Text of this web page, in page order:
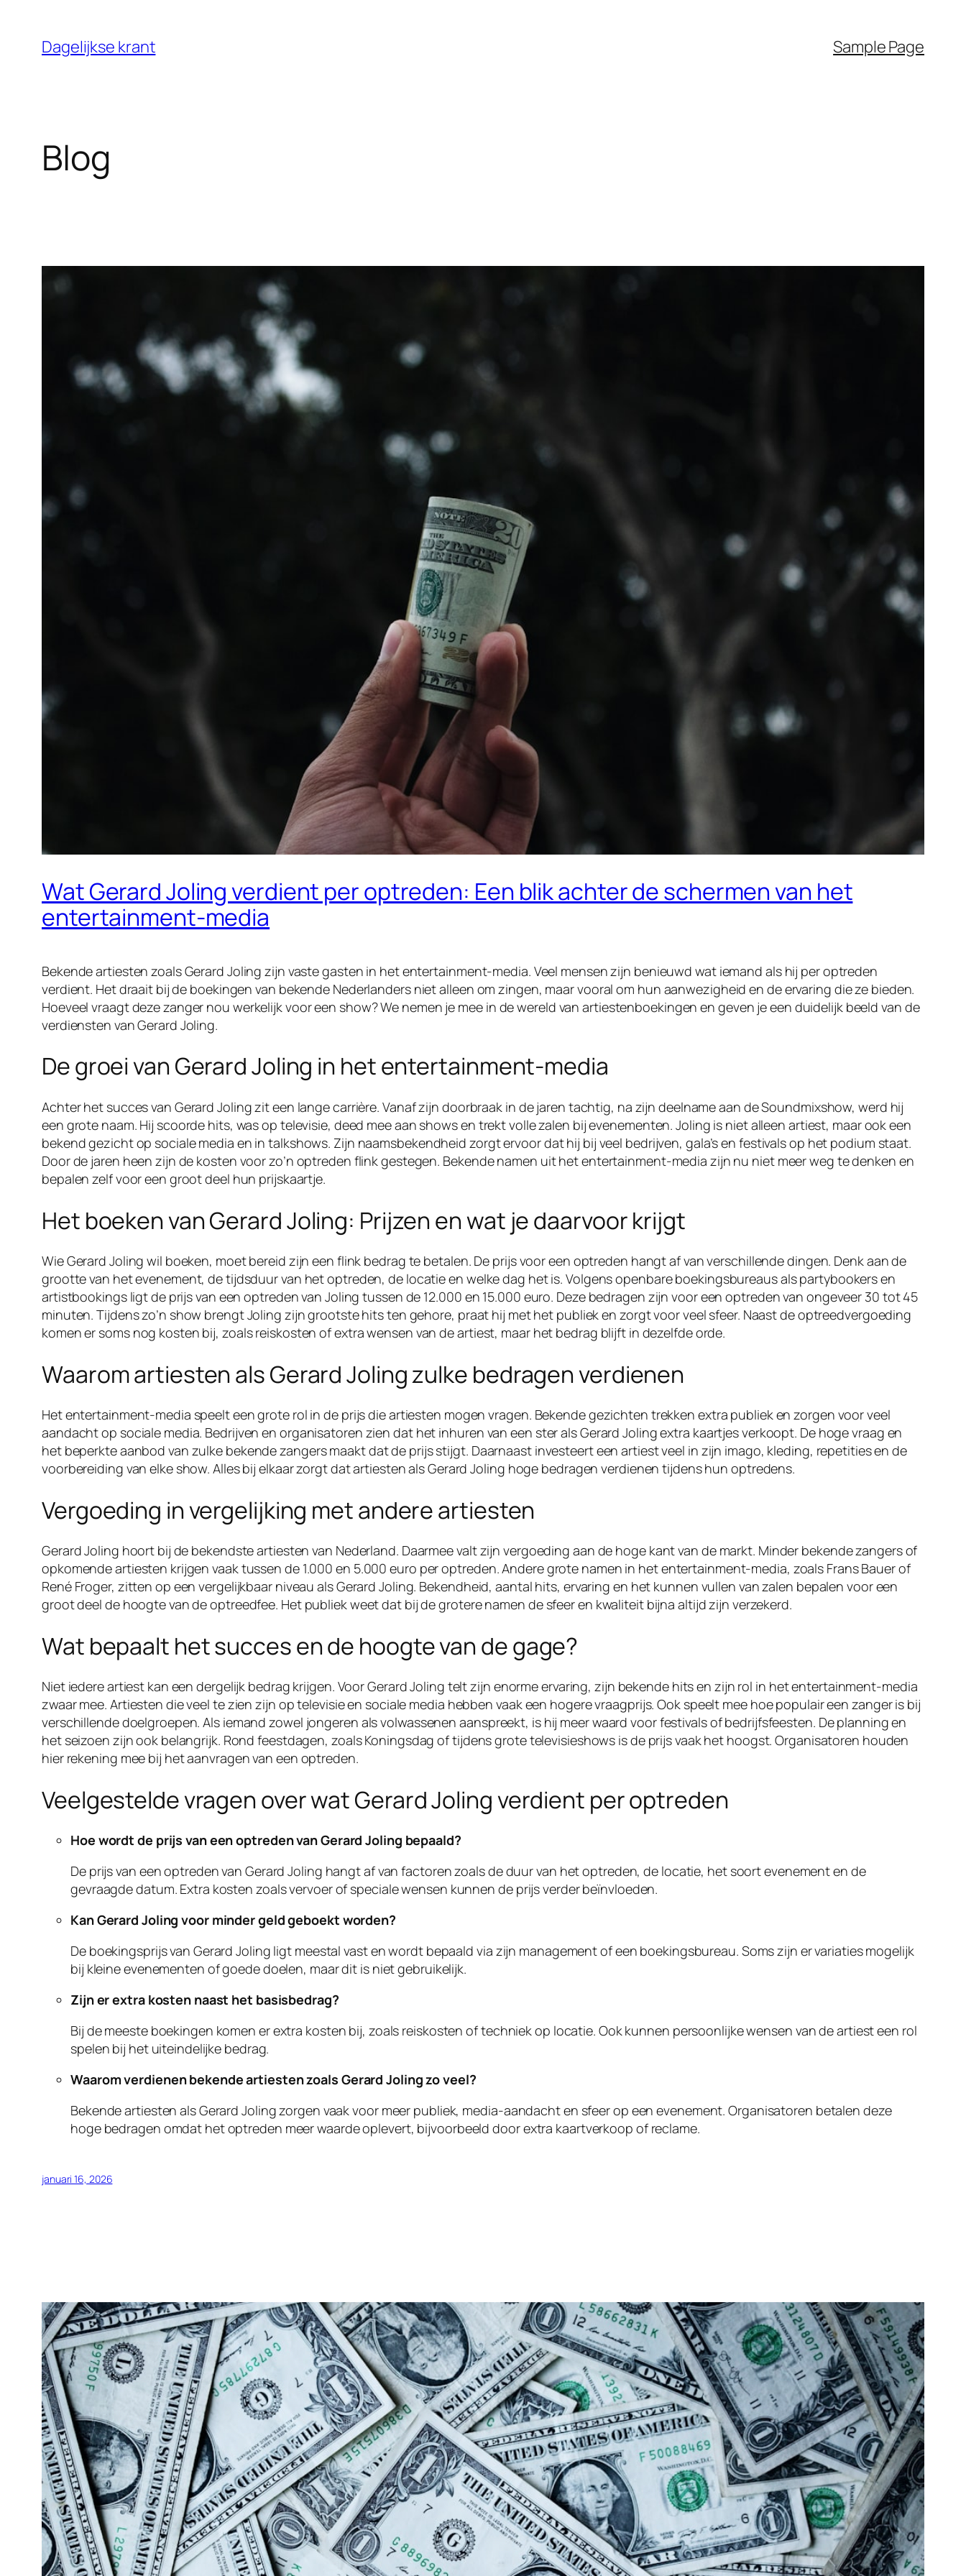
Dagelijkse krant Sample Page
Blog
Wat Gerard Joling verdient per optreden: Een blik achter de schermen van het
entertainment-media
Bekende artiesten zoals Gerard Joling zijn vaste gasten in het entertainment-media. Veel mensen zijn benieuwd wat iemand als hij per optreden
verdient. Het draait bij de boekingen van bekende Nederlanders niet alleen om zingen, maar vooral om hun aanwezigheid en de ervaring die ze bieden.
Hoeveel vraagt deze zanger nou werkelijk voor een show? We nemen je mee in de wereld van artiestenboekingen en geven je een duidelijk beeld van de
verdiensten van Gerard Joling.
De groei van Gerard Joling in het entertainment-media
Achter het succes van Gerard Joling zit een lange carrière. Vanaf zijn doorbraak in de jaren tachtig, na zijn deelname aan de Soundmixshow, werd hij
een grote naam. Hij scoorde hits, was op televisie, deed mee aan shows en trekt volle zalen bij evenementen. Joling is niet alleen artiest, maar ook een
bekend gezicht op sociale media en in talkshows. Zijn naamsbekendheid zorgt ervoor dat hij bij veel bedrijven, gala’s en festivals op het podium staat.
Door de jaren heen zijn de kosten voor zo’n optreden flink gestegen. Bekende namen uit het entertainment-media zijn nu niet meer weg te denken en
bepalen zelf voor een groot deel hun prijskaartje.
Het boeken van Gerard Joling: Prijzen en wat je daarvoor krijgt
Wie Gerard Joling wil boeken, moet bereid zijn een flink bedrag te betalen. De prijs voor een optreden hangt af van verschillende dingen. Denk aan de
grootte van het evenement, de tijdsduur van het optreden, de locatie en welke dag het is. Volgens openbare boekingsbureaus als partybookers en
artistbookings ligt de prijs van een optreden van Joling tussen de 12.000 en 15.000 euro. Deze bedragen zijn voor een optreden van ongeveer 30 tot 45
minuten. Tijdens zo’n show brengt Joling zijn grootste hits ten gehore, praat hij met het publiek en zorgt voor veel sfeer. Naast de optreedvergoeding
komen er soms nog kosten bij, zoals reiskosten of extra wensen van de artiest, maar het bedrag blijft in dezelfde orde.
Waarom artiesten als Gerard Joling zulke bedragen verdienen
Het entertainment-media speelt een grote rol in de prijs die artiesten mogen vragen. Bekende gezichten trekken extra publiek en zorgen voor veel
aandacht op sociale media. Bedrijven en organisatoren zien dat het inhuren van een ster als Gerard Joling extra kaartjes verkoopt. De hoge vraag en
het beperkte aanbod van zulke bekende zangers maakt dat de prijs stijgt. Daarnaast investeert een artiest veel in zijn imago, kleding, repetities en de
voorbereiding van elke show. Alles bij elkaar zorgt dat artiesten als Gerard Joling hoge bedragen verdienen tijdens hun optredens.
Vergoeding in vergelijking met andere artiesten
Gerard Joling hoort bij de bekendste artiesten van Nederland. Daarmee valt zijn vergoeding aan de hoge kant van de markt. Minder bekende zangers of
opkomende artiesten krijgen vaak tussen de 1.000 en 5.000 euro per optreden. Andere grote namen in het entertainment-media, zoals Frans Bauer of
René Froger, zitten op een vergelijkbaar niveau als Gerard Joling. Bekendheid, aantal hits, ervaring en het kunnen vullen van zalen bepalen voor een
groot deel de hoogte van de optreedfee. Het publiek weet dat bij de grotere namen de sfeer en kwaliteit bijna altijd zijn verzekerd.
Wat bepaalt het succes en de hoogte van de gage?
Niet iedere artiest kan een dergelijk bedrag krijgen. Voor Gerard Joling telt zijn enorme ervaring, zijn bekende hits en zijn rol in het entertainment-media
zwaar mee. Artiesten die veel te zien zijn op televisie en sociale media hebben vaak een hogere vraagprijs. Ook speelt mee hoe populair een zanger is bij
verschillende doelgroepen. Als iemand zowel jongeren als volwassenen aanspreekt, is hij meer waard voor festivals of bedrijfsfeesten. De planning en
het seizoen zijn ook belangrijk. Rond feestdagen, zoals Koningsdag of tijdens grote televisieshows is de prijs vaak het hoogst. Organisatoren houden
hier rekening mee bij het aanvragen van een optreden.
Veelgestelde vragen over wat Gerard Joling verdient per optreden
Hoe wordt de prijs van een optreden van Gerard Joling bepaald?
De prijs van een optreden van Gerard Joling hangt af van factoren zoals de duur van het optreden, de locatie, het soort evenement en de
gevraagde datum. Extra kosten zoals vervoer of speciale wensen kunnen de prijs verder beïnvloeden.
Kan Gerard Joling voor minder geld geboekt worden?
De boekingsprijs van Gerard Joling ligt meestal vast en wordt bepaald via zijn management of een boekingsbureau. Soms zijn er variaties mogelijk
bij kleine evenementen of goede doelen, maar dit is niet gebruikelijk.
Zijn er extra kosten naast het basisbedrag?
Bij de meeste boekingen komen er extra kosten bij, zoals reiskosten of techniek op locatie. Ook kunnen persoonlijke wensen van de artiest een rol
spelen bij het uiteindelijke bedrag.
Waarom verdienen bekende artiesten zoals Gerard Joling zo veel?
Bekende artiesten als Gerard Joling zorgen vaak voor meer publiek, media-aandacht en sfeer op een evenement. Organisatoren betalen deze
hoge bedragen omdat het optreden meer waarde oplevert, bijvoorbeeld door extra kaartverkoop of reclame.
januari 16, 2026